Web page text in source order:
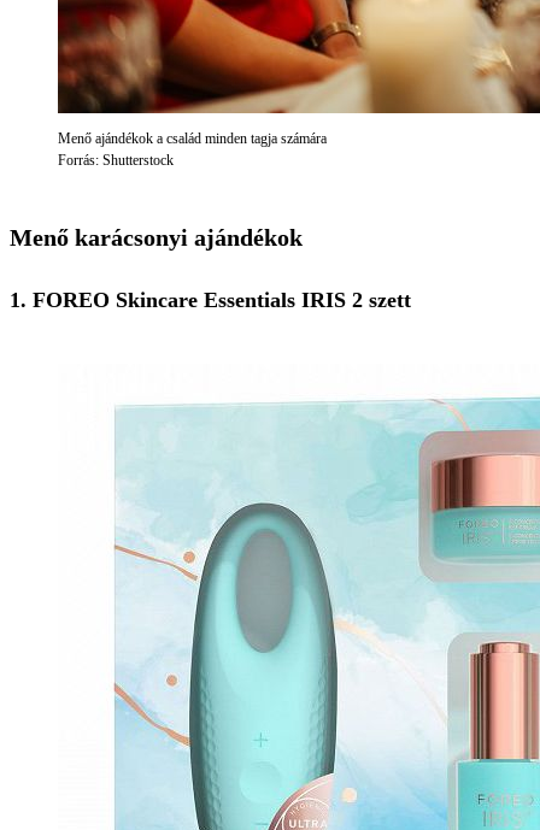
Menő ajándékok a család minden tagja számára
Forrás: Shutterstock
Menő karácsonyi ajándékok
1. FOREO Skincare Essentials IRIS 2 szett